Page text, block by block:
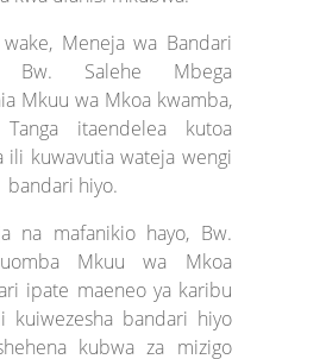
Meneja wa Bandari
Bw. Salehe Mbega
Mkuu wa Mkoa kwamba,
itaendelea kutoa
ili kuwavutia wateja wengi
hiyo.
na mafanikio hayo, Bw.
Mkuu wa Mkoa
ipate maeneo ya karibu
kuiwezesha bandari hiyo
kubwa za mizigo